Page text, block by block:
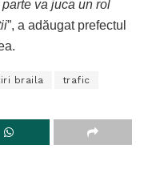
va juca un rol
”, a adăugat prefectul
braila trafic